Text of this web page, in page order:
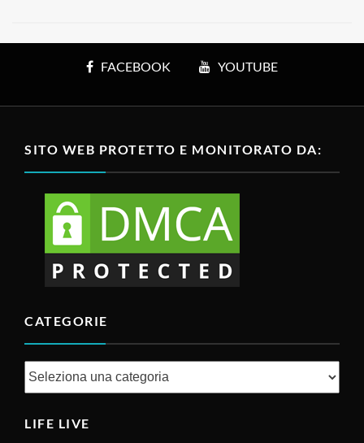
FACEBOOK YOUTUBE
SITO WEB PROTETTO E MONITORATO DA:
CATEGORIE
Categorie
LIFE LIVE